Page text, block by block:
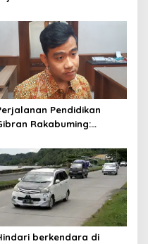
Ujian Tulis Berbasis
Komputer
Pendidikan
Rakabuming:
berkendara di